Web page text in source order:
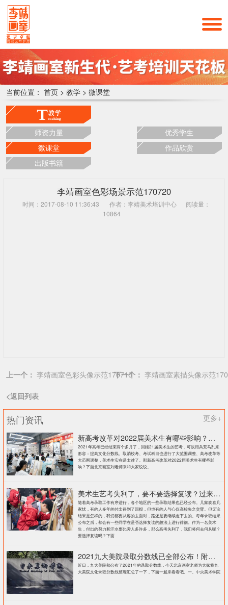
当前位置： 首页 > 教学 > 微课堂
师资力量
优秀学生
微课堂
作品欣赏
出版书籍
李靖画室色彩场景示范170720
时间：2017-08-10 11:36:43 作者：李靖美术培训中心
阅读量：
10864
上一个： 李靖画室色彩头像示范170710
下一个： 李靖画室素描头像示范
<返回列表
热门资讯
更多+
新高考改革对2022届美术生有哪些影响？北京画室刘老师来和大家说说
2021年高考已经结束两个多月了，回顾21届美术生的艺考，可以用兵荒马乱来
形容：提高文化分数线、取消校考、考试科目也进行了大范围调整、高考改革等
大范围调整，美术生实在是太难了。那新高考改革对2022届美术生有哪些影
响？下面北京画室刘老师来和大家说说。
美术生艺考失利了，要不要选择复读？过来人提出这几点建议
随着高考录取工作有序进行，各个地区的一些录取结果也已经公布。几家欢喜几
家忧，有的人多年的付出得到了回报，但也有的人与心仪高校失之交臂。但无论
结果是怎样的，我们都要从容的去面对，路还是要继续走下去的。每年录取结果
公布之后，都会有一些同学在是否选择复读的想法上进行徘徊。作为一名美术
生，付出的努力和汗水要比旁人多许多，那么高考失利了，我们将何去何从呢？
要选择复读吗？下面
2021九大美院录取分数线已全部公布！附各大院校录取分数线汇总！
近日，九大美院都公布了2021年的录取分数线，今天北京画室老师为大家将九
大美院文化录取分数线整理汇总了一下，下面一起来看看吧。一、中央美术学院